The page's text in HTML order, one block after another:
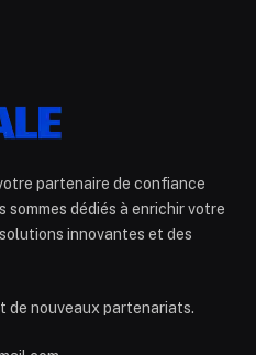
partenaire de confiance
sommes dédiés à enrichir votre
innovantes et des
de nouveaux partenariats.